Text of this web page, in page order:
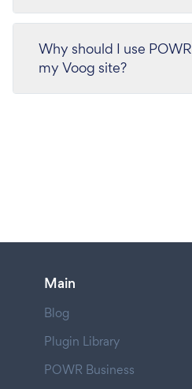
Why should I use
my Voog site?
Main
Blog
Plugin Library
POWR Business